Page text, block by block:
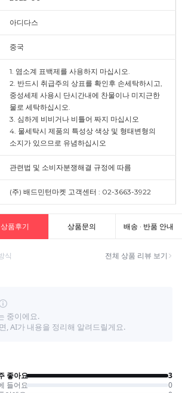
아디다스
중국
1. 염소계 표백제를 사용하지 마십시오.
2. 반드시 취급주의 상표를 확인후 손세탁하시고,
중성세제 사용시 단시간내에 찬물이나 미지근한
물로 세탁하십시오.
3. 심하게 비비거나 비틀어 짜지 마십시오
4. 물세탁시 제품의 특성상 색상 및 형태변형의
소지가 있으므로 유념하십시오
관련법 및 소비자분쟁해결 규정에 따름
(주) 배드민턴마켓 고객센터 : 02-3663-3922
상품후기 상품문의 배송 · 반품 안내